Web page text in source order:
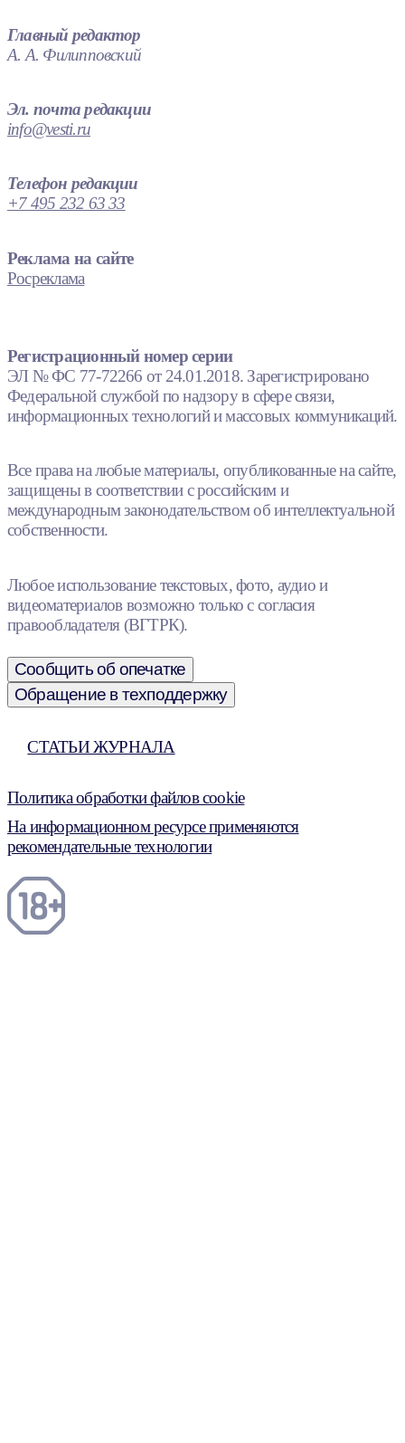
Главный редактор
А. А. Филипповский
Эл. почта редакции
info@vesti.ru
Телефон редакции
+7 495 232 63 33
Реклама на сайте
Росреклама
Регистрационный номер серии
ЭЛ № ФС 77-72266 от 24.01.2018. Зарегистрировано
Федеральной службой по надзору в сфере связи,
информационных технологий и массовых коммуникаций.
Все права на любые материалы, опубликованные на сайте,
защищены в соответствии с российским и
международным законодательством об интеллектуальной
собственности.
Любое использование текстовых, фото, аудио и
видеоматериалов возможно только с согласия
правообладателя (ВГТРК).
Сообщить об опечатке
Обращение в техподдержку
СТАТЬИ ЖУРНАЛА
Политика обработки файлов cookie
На информационном ресурсе применяются
рекомендательные технологии